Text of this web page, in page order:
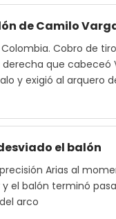
de Camilo
Colombia. Cobro de
derecha que cabeceó
y exigió al arquero
el balón
Arias al
el balón terminó
arco